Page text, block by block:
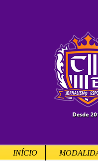
INÍCIO